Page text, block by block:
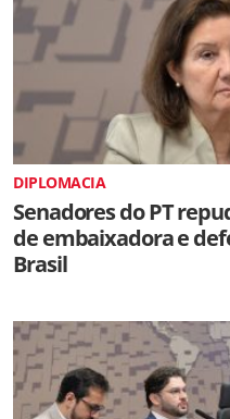
DIPLOMACIA
Senadores do PT
de embaixadora e
Brasil